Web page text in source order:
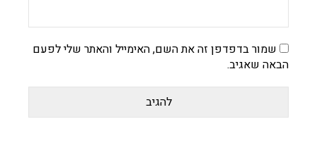
שמור בדפדפן זה את השם, האימייל והאתר שלי לפעם
הבאה שאגיב.